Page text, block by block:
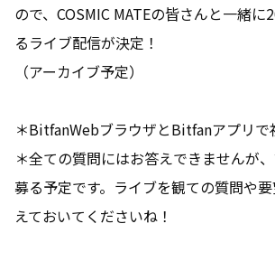
ので、COSMIC MATEの皆さんと一緒
るライブ配信が決定！
（アーカイブ予定）
＊BitfanWebブラウザとBitfanアプリで
＊全ての質問にはお答えできませんが
募る予定です。ライブを観ての質問や
えておいてくださいね！